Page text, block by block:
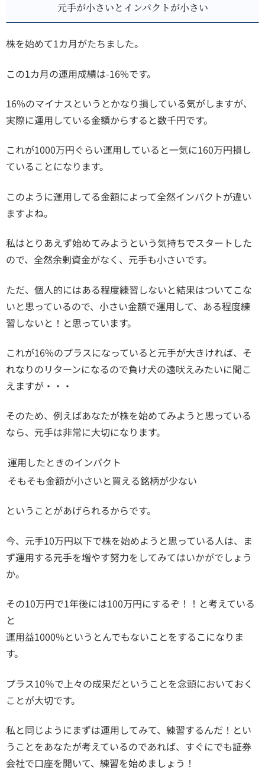
元手が小さいとインパクトが小さい
株を始めて1カ月がたちました。
この1カ月の運用成績は-16%です。
16%のマイナスというとかなり損している気がしますが、
実際に運用している金額からすると数千円です。
これが1000万円ぐらい運用していると一気に160万円損し
ていることになります。
このように運用してる金額によって全然インパクトが違い
ますよね。
私はとりあえず始めてみようという気持ちでスタートした
ので、全然余剰資金がなく、元手も小さいです。
ただ、個人的にはある程度練習しないと結果はついてこな
いと思っているので、小さい金額で運用して、ある程度練
習しないと！と思っています。
これが16%のプラスになっていると元手が大きければ、そ
れなりのリターンになるので負け犬の遠吠えみたいに聞こ
えますが・・・
そのため、例えばあなたが株を始めてみようと思っている
なら、元手は非常に大切になります。
運用したときのインパクト
そもそも金額が小さいと買える銘柄が少ない
ということがあげられるからです。
今、元手10万円以下で株を始めようと思っている人は、ま
ず運用する元手を増やす努力をしてみてはいかがでしょう
か。
その10万円で1年後には100万円にするぞ！！と考えている
と
運用益1000%というとんでもないことをするこになりま
す。
プラス10％で上々の成果だということを念頭においておく
ことが大切です。
私と同じようにまずは運用してみて、練習するんだ！とい
うことをあなたが考えているのであれば、すぐにでも証券
会社で口座を開いて、練習を始めましょう！